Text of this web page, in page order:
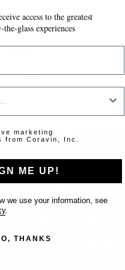
COMPILI IL MODULO.
valido.
Informazioni su
Informazioni sulla
access to the greatest
glass experiences
marketing
from Coravin, Inc.
ME UP!
we use your information, see
THANKS